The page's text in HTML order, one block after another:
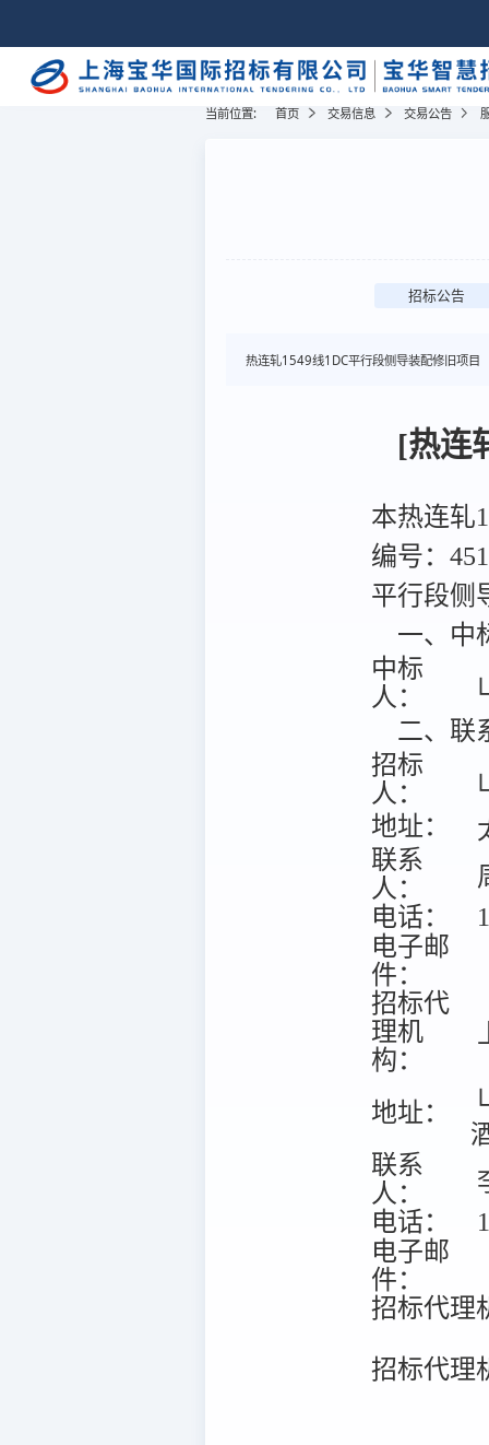
当前位置: 首页 交易信息 交易公告
招标公告
热连轧1549线1DC平行段侧导装配修旧项目
[热连
本热连轧
编号：
平行段侧
一、中
中标
人：
二、联
招标
人：
地址：
联系
人：
电话：
电子邮
件：
招标代
理机
构：
地址：
联系
人：
电话：
电子邮
件：
招标代理
招标代理